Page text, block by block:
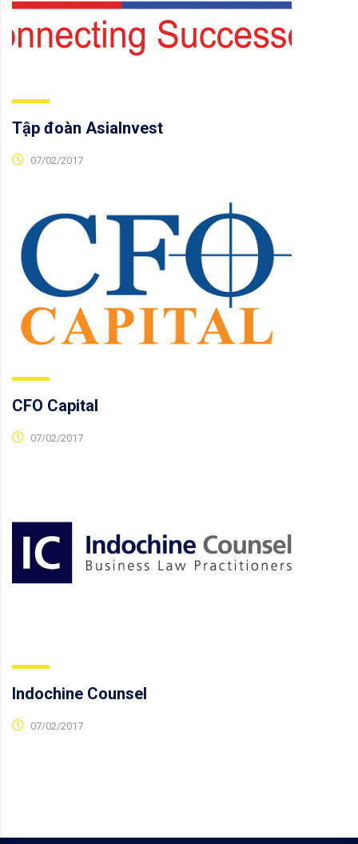
Tập đoàn AsiaInvest
07/02/2017
CFO Capital
07/02/2017
Indochine Counsel
07/02/2017